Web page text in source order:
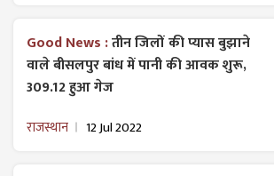
Good News :तीन जिलों की प्यास बुझाने
वाले बीसलपुर बांध में पानी की आवक शुरू,
309.12 हुआ गेज
राजस्थान 12 Jul 2022